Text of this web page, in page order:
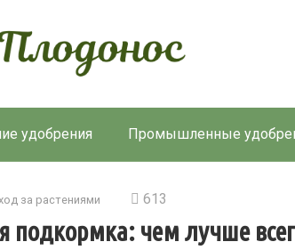
удобрения Промышленные
за растениями 613
подкормка: чем лучше